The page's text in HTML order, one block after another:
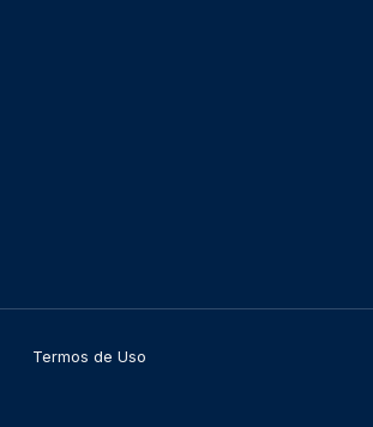
Termos de Uso